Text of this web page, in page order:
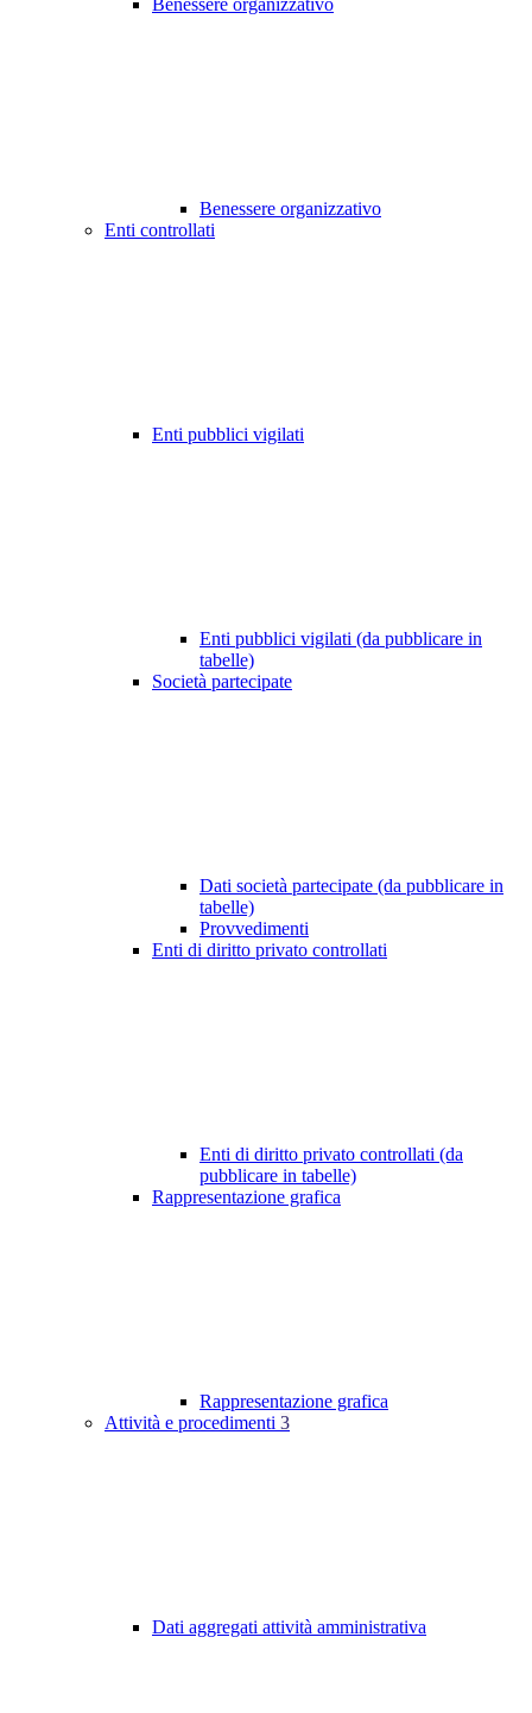
Benessere organizzativo
Benessere organizzativo
Enti controllati
Enti pubblici vigilati
Enti pubblici vigilati (da pubblicare in
tabelle)
Società partecipate
Dati società partecipate (da pubblicare in
tabelle)
Provvedimenti
Enti di diritto privato controllati
Enti di diritto privato controllati (da
pubblicare in tabelle)
Rappresentazione grafica
Rappresentazione grafica
Attività e procedimenti 3
Dati aggregati attività amministrativa